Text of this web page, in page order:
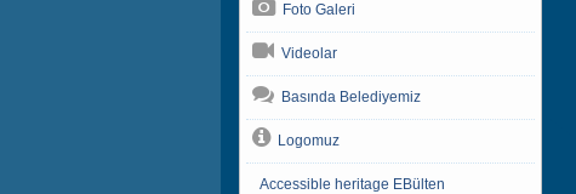
Foto Galeri
Videolar
Basında Belediyemiz
Logomuz
Accessible heritage EBülten